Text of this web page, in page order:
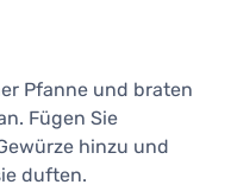
Pfanne und braten
Fügen Sie
hinzu und
duften.